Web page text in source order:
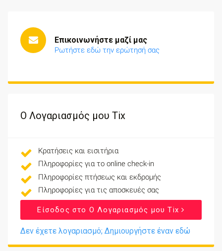
Επικοινωνήστε μαζί μας
Ρωτήστε εδώ την ερώτησή σας
Ο Λογαριασμός μου Tix
Κρατήσεις και εισιτήρια
Πληροφορίες για το online check-in
Πληροφορίες πτήσεως και εκδρομής
Πληροφορίες για τις αποσκευές σας
Είσοδος στο Ο Λογαριασμός μου Tix
Δεν έχετε λογαριασμό; Δημιουργήστε έναν εδώ